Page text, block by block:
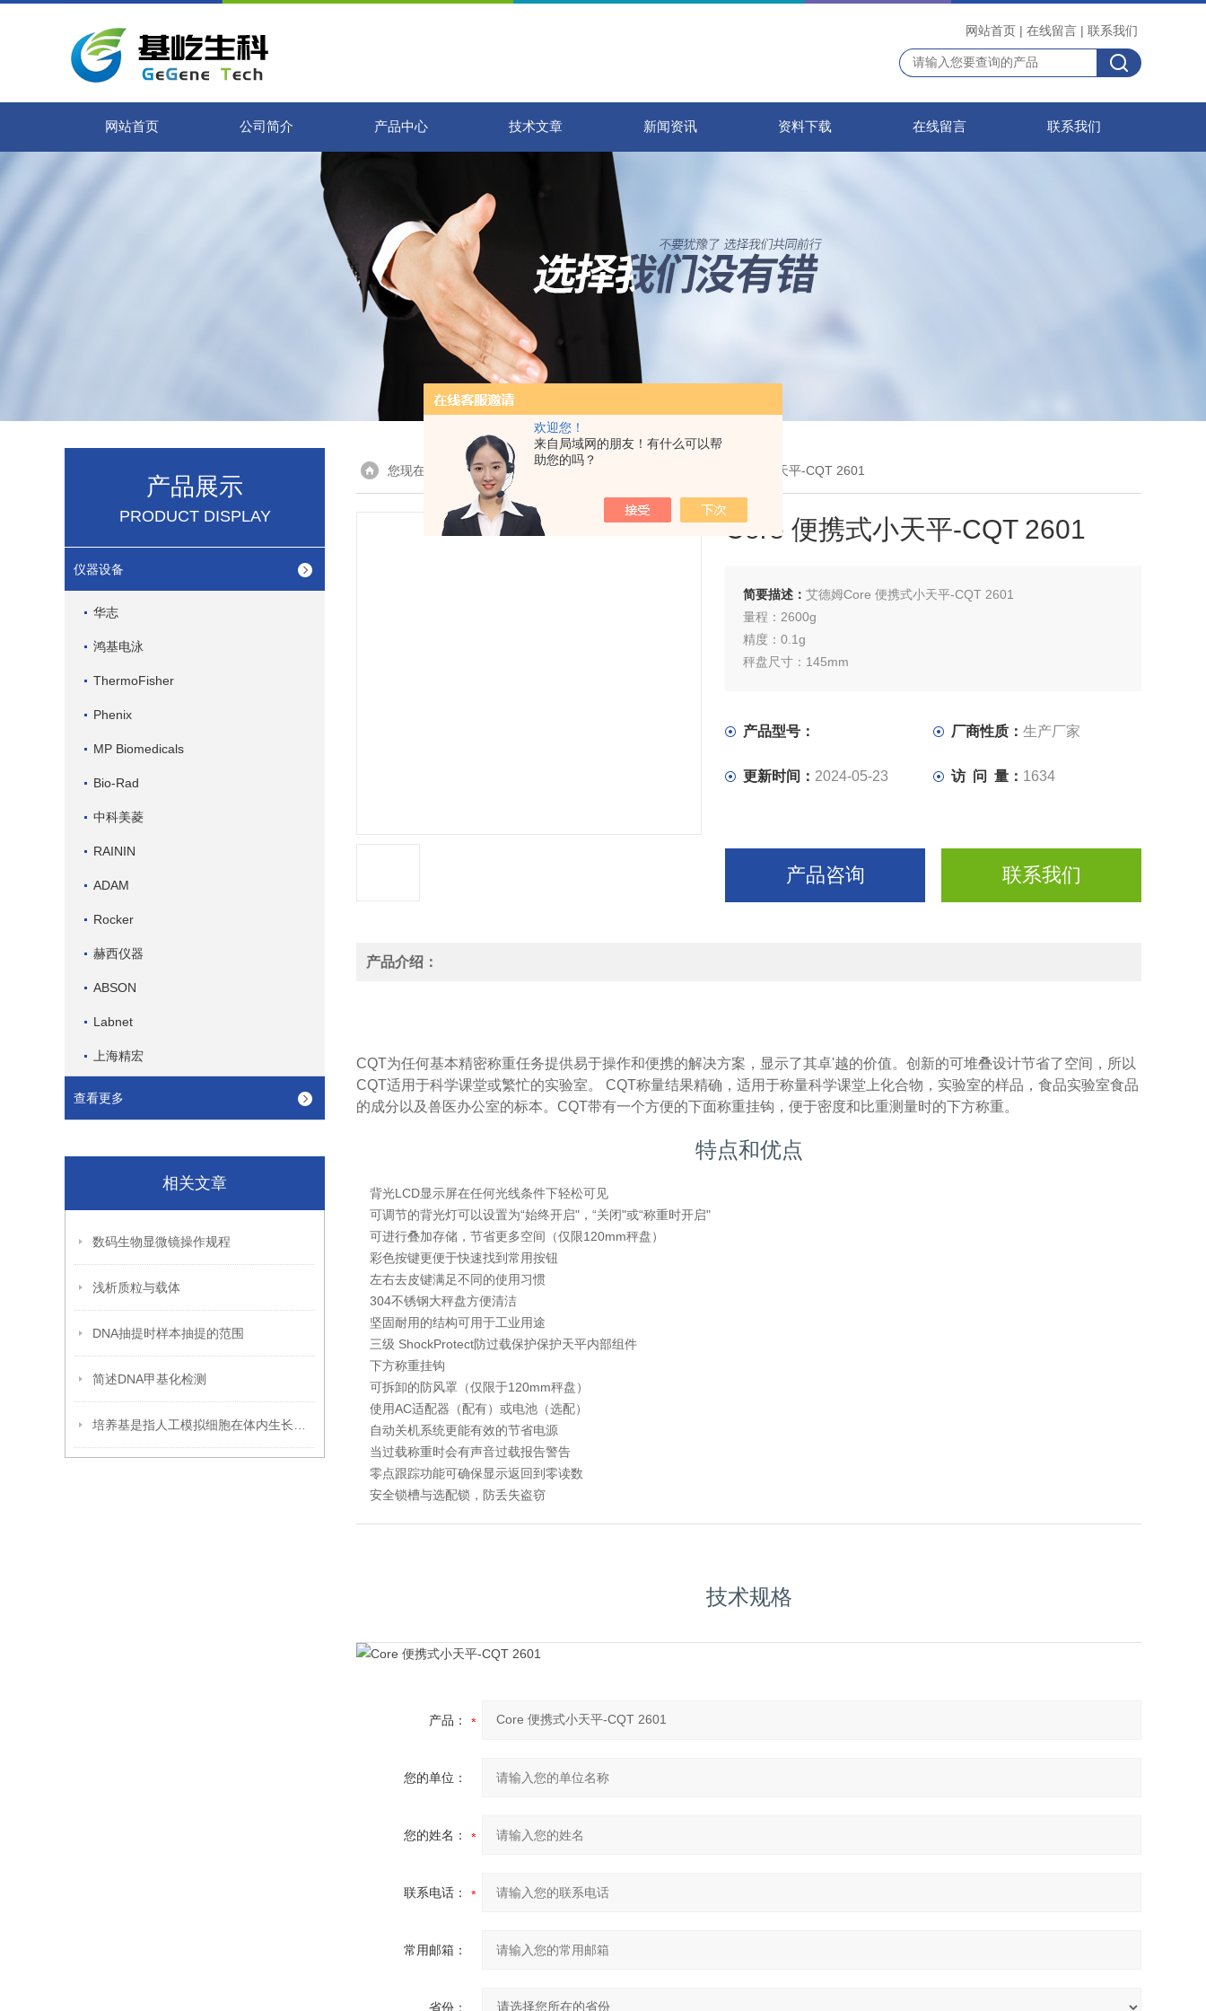
欢迎您！
来自局域网的朋友！有什么可以帮
助您的吗？
网站首页 | 在线留言 | 联系我们
网站首页 公司简介 产品中心 技术文章 新闻资讯 资料下载 在线留言 联系我们
产品展示
PRODUCT DISPLAY
仪器设备
华志
鸿基电泳
ThermoFisher
Phenix
MP Biomedicals
Bio-Rad
中科美菱
RAININ
ADAM
Rocker
赫西仪器
ABSON
Labnet
上海精宏
查看更多
相关文章
数码生物显微镜操作规程
浅析质粒与载体
DNA抽提时样本抽提的范围
简述DNA甲基化检测
您现在的位置：首页> 产品展示 > 仪器设备 > Core 便携式小天平-CQT 2601
Core 便携式小天平-CQT 2601
简要描述：艾德姆Core 便携式小天平-CQT 2601
量程：2600g
精度：0.1g
秤盘尺寸：145mm
产品型号： 厂商性质：生产厂家
更新时间： 2024-05-23 访 问 量： 1634
产品咨询 联系我们
产品介绍：
CQT为任何基本精密称重任务提供易于操作和便携的解决方案，显示了其卓'越的价值。创新的可堆叠设计节省了空间，所以
CQT适用于科学课堂或繁忙的实验室。 CQT称量结果精确，适用于称量科学课堂上化合物，实验室的样品，食品实验室食品
的成分以及兽医办公室的标本。CQT带有一个方便的下面称重挂钩，便于密度和比重测量时的下方称重。
特点和优点
背光LCD显示屏在任何光线条件下轻松可见
可调节的背光灯可以设置为“始终开启"，“关闭"或“称重时开启"
可进行叠加存储，节省更多空间（仅限120mm秤盘）
彩色按键更便于快速找到常用按钮
左右去皮键满足不同的使用习惯
304不锈钢大秤盘方便清洁
坚固耐用的结构可用于工业用途
三级 ShockProtect防过载保护保护天平内部组件
下方称重挂钩
可拆卸的防风罩（仅限于120mm秤盘）
使用AC适配器（配有）或电池（选配）
自动关机系统更能有效的节省电源
当过载称重时会有声音过载报告警告
零点跟踪功能可确保显示返回到零读数
安全锁槽与选配锁，防丢失盗窃
技术规格
产品：
您的单位：
您的姓名：
联系电话：
常用邮箱：
省份：